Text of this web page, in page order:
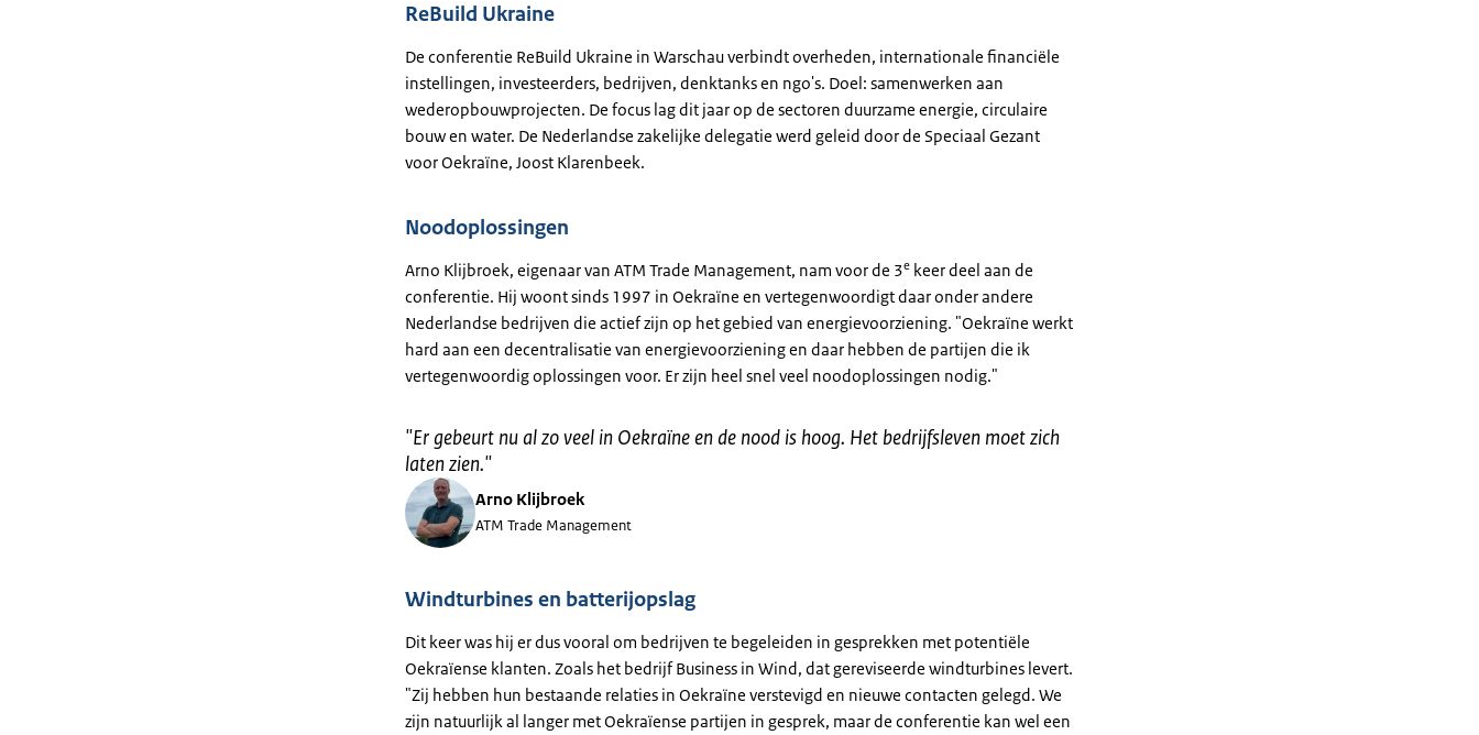
ReBuild Ukraine
De conferentie ReBuild Ukraine in Warschau verbindt overheden, internationale financiële
instellingen, investeerders, bedrijven, denktanks en ngo's. Doel: samenwerken aan
wederopbouwprojecten. De focus lag dit jaar op de sectoren duurzame energie, circulaire
bouw en water. De Nederlandse zakelijke delegatie werd geleid door de Speciaal Gezant
voor Oekraïne, Joost Klarenbeek.
Noodoplossingen
Arno Klijbroek, eigenaar van ATM Trade Management, nam voor de 3e keer deel aan de
conferentie. Hij woont sinds 1997 in Oekraïne en vertegenwoordigt daar onder andere
Nederlandse bedrijven die actief zijn op het gebied van energievoorziening. "Oekraïne werkt
hard aan een decentralisatie van energievoorziening en daar hebben de partijen die ik
vertegenwoordig oplossingen voor. Er zijn heel snel veel noodoplossingen nodig."
"Er gebeurt nu al zo veel in Oekraïne en de nood is hoog. Het bedrijfsleven moet zich
laten zien."
Arno Klijbroek
ATM Trade Management
Windturbines en batterijopslag
Dit keer was hij er dus vooral om bedrijven te begeleiden in gesprekken met potentiële
Oekraïense klanten. Zoals het bedrijf Business in Wind, dat gereviseerde windturbines levert.
"Zij hebben hun bestaande relaties in Oekraïne verstevigd en nieuwe contacten gelegd. We
zijn natuurlijk al langer met Oekraïense partijen in gesprek, maar de conferentie kan wel een